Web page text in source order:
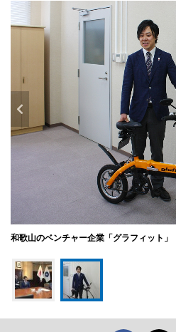
和歌山のベンチャー企業「グラフィット